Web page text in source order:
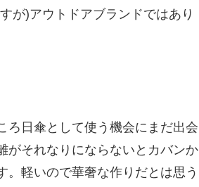
が)アウトドアブランドではあり
ろ日傘として使う機会にまだ出会
がそれなりにならないとカバンか
。軽いので華奢な作りだとは思う